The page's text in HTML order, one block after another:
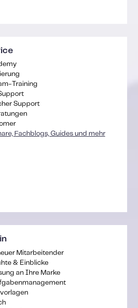
Training
Support
Fachblogs, Guides und mehr
Mitarbeitender
& Einblicke
an Ihre Marke